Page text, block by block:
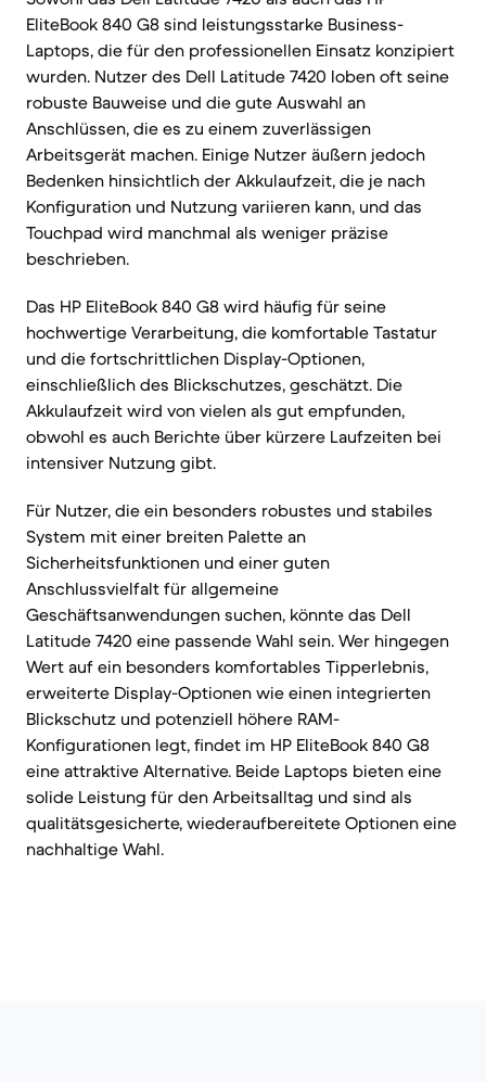
EliteBook 840 G8 sind leistungsstarke Business-
Laptops, die für den professionellen Einsatz konzipiert
wurden. Nutzer des Dell Latitude 7420 loben oft seine
robuste Bauweise und die gute Auswahl an
Anschlüssen, die es zu einem zuverlässigen
Arbeitsgerät machen. Einige Nutzer äußern jedoch
Bedenken hinsichtlich der Akkulaufzeit, die je nach
Konfiguration und Nutzung variieren kann, und das
Touchpad wird manchmal als weniger präzise
beschrieben.
Das HP EliteBook 840 G8 wird häufig für seine
hochwertige Verarbeitung, die komfortable Tastatur
und die fortschrittlichen Display-Optionen,
einschließlich des Blickschutzes, geschätzt. Die
Akkulaufzeit wird von vielen als gut empfunden,
obwohl es auch Berichte über kürzere Laufzeiten bei
intensiver Nutzung gibt.
Für Nutzer, die ein besonders robustes und stabiles
System mit einer breiten Palette an
Sicherheitsfunktionen und einer guten
Anschlussvielfalt für allgemeine
Geschäftsanwendungen suchen, könnte das Dell
Latitude 7420 eine passende Wahl sein. Wer hingegen
Wert auf ein besonders komfortables Tipperlebnis,
erweiterte Display-Optionen wie einen integrierten
Blickschutz und potenziell höhere RAM-
Konfigurationen legt, findet im HP EliteBook 840 G8
eine attraktive Alternative. Beide Laptops bieten eine
solide Leistung für den Arbeitsalltag und sind als
qualitätsgesicherte, wiederaufbereitete Optionen eine
nachhaltige Wahl.